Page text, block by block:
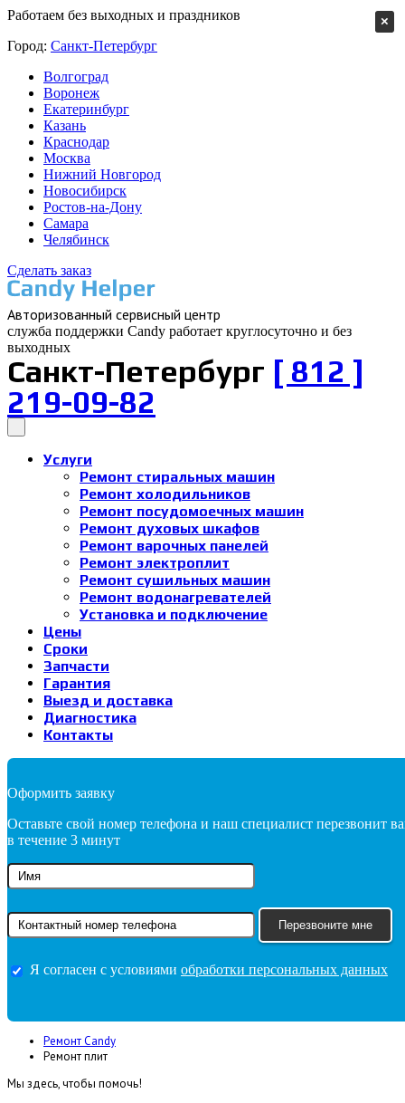
Работаем без выходных и праздников
Город: Санкт-Петербург
Волгоград
Воронеж
Екатеринбург
Казань
Краснодар
Москва
Нижний Новгород
Новосибирск
Ростов-на-Дону
Самара
Челябинск
Сделать заказ
Авторизованный cервисный центр
служба поддержки Candy работает круглосуточно и без
выходных
Санкт-Петербург [ 812 ]
219-09-82
Услуги
Ремонт стиральных машин
Ремонт холодильников
Ремонт посудомоечных машин
Ремонт духовых шкафов
Ремонт варочных панелей
Ремонт электроплит
Ремонт сушильных машин
Ремонт водонагревателей
Установка и подключение
Цены
Сроки
Запчасти
Гарантия
Выезд и доставка
Диагностика
Контакты
×
Оформить заявку
Оставьте свой номер телефона и наш специалист перезвонит
в течение 3 минут
Я согласен с условиями обработки персональных данных
Ремонт Candy
Ремонт плит
Мы здесь, чтобы помочь!